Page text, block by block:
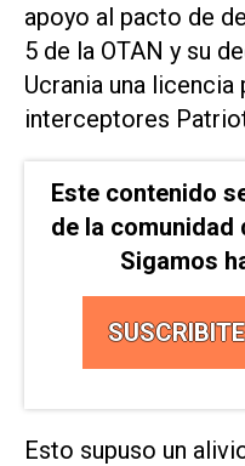
apoyo al pacto de
5 de la OTAN y su
Ucrania una
interceptores
Este contenido
de la comunidad
Sigamos
Esto supuso un